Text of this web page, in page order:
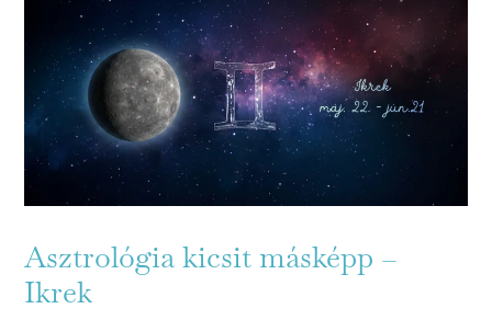
Asztrológia kicsit másképp –
Ikrek